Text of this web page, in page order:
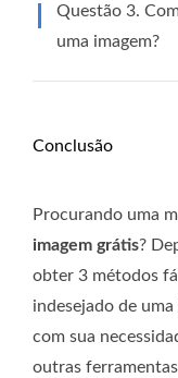
Questão 3.
uma imagem?
Conclusão
Procurando uma
imagem grátis?
obter 3 métodos
indesejado de
com sua
outras